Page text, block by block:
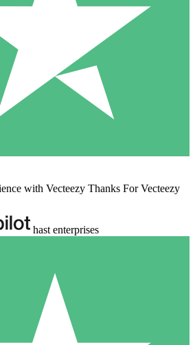
with Vecteezy Thanks For Vecteezy
hast enterprises